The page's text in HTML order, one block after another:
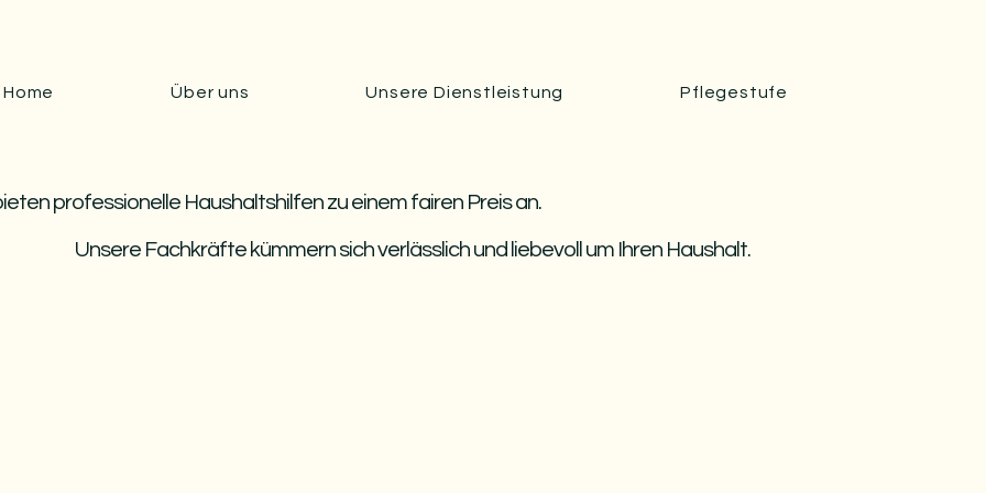
Home Über uns Unsere Dienstleistung Pflegestufe
professionelle Haushaltshilfen zu einem fairen Preis an.
Unsere Fachkräfte kümmern sich verlässlich und liebevoll um Ihren Haushalt.